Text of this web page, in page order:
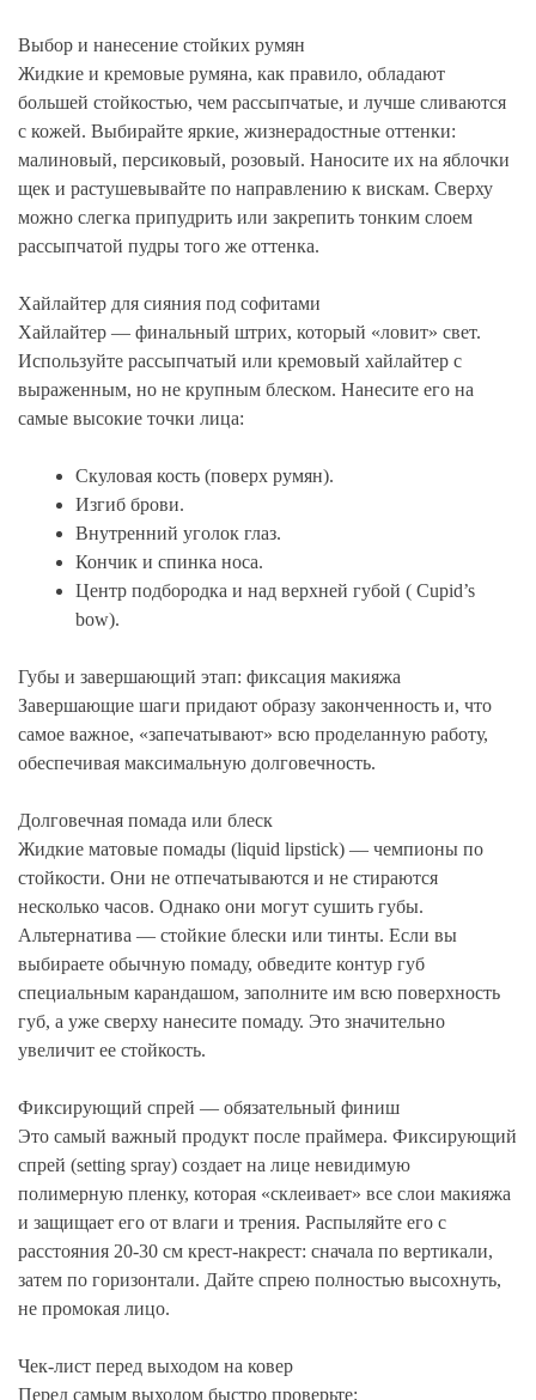
Выбор и нанесение стойких румян
Жидкие и кремовые румяна, как правило, обладают
большей стойкостью, чем рассыпчатые, и лучше сливаются
с кожей. Выбирайте яркие, жизнерадостные оттенки:
малиновый, персиковый, розовый. Наносите их на яблочки
щек и растушевывайте по направлению к вискам. Сверху
можно слегка припудрить или закрепить тонким слоем
рассыпчатой пудры того же оттенка.
Хайлайтер для сияния под софитами
Хайлайтер — финальный штрих, который «ловит» свет.
Используйте рассыпчатый или кремовый хайлайтер с
выраженным, но не крупным блеском. Нанесите его на
самые высокие точки лица:
Скуловая кость (поверх румян).
Изгиб брови.
Внутренний уголок глаз.
Кончик и спинка носа.
Центр подбородка и над верхней губой ( Cupid’s
bow).
Губы и завершающий этап: фиксация макияжа
Завершающие шаги придают образу законченность и, что
самое важное, «запечатывают» всю проделанную работу,
обеспечивая максимальную долговечность.
Долговечная помада или блеск
Жидкие матовые помады (liquid lipstick) — чемпионы по
стойкости. Они не отпечатываются и не стираются
несколько часов. Однако они могут сушить губы.
Альтернатива — стойкие блески или тинты. Если вы
выбираете обычную помаду, обведите контур губ
специальным карандашом, заполните им всю поверхность
губ, а уже сверху нанесите помаду. Это значительно
увеличит ее стойкость.
Фиксирующий спрей — обязательный финиш
Это самый важный продукт после праймера. Фиксирующий
спрей (setting spray) создает на лице невидимую
полимерную пленку, которая «склеивает» все слои макияжа
и защищает его от влаги и трения. Распыляйте его с
расстояния 20-30 см крест-накрест: сначала по вертикали,
затем по горизонтали. Дайте спрею полностью высохнуть,
не промокая лицо.
Чек-лист перед выходом на ковер
Перед самым выходом быстро проверьте: